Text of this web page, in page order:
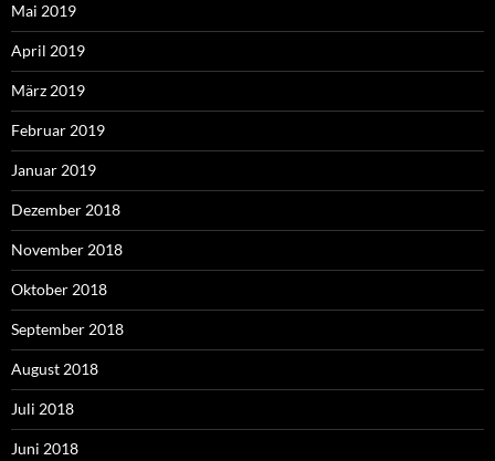
Mai 2019
April 2019
März 2019
Februar 2019
Januar 2019
Dezember 2018
November 2018
Oktober 2018
September 2018
August 2018
Juli 2018
Juni 2018